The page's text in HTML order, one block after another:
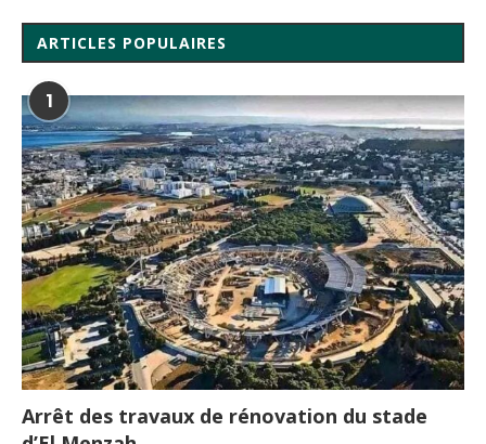
ARTICLES POPULAIRES
1
Arrêt des travaux de rénovation du stade